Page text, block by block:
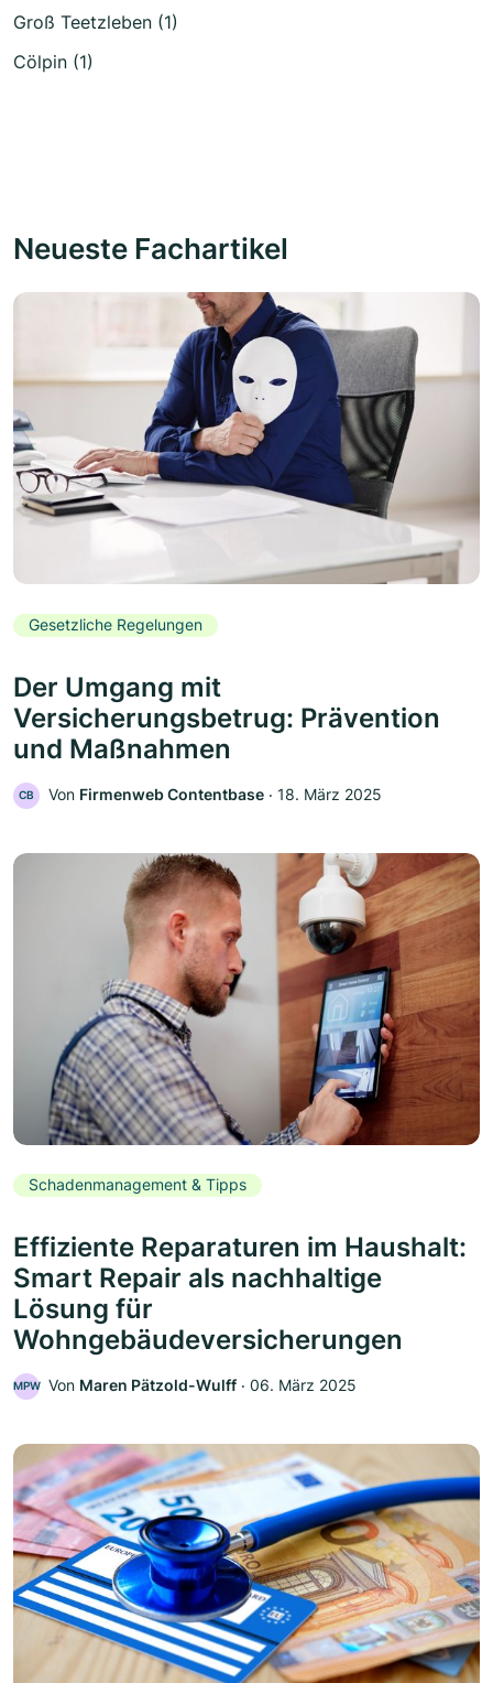
Groß Teetzleben (1)
Cölpin (1)
Neueste Fachartikel
Gesetzliche Regelungen
Der Umgang mit
Versicherungsbetrug: Prävention
und Maßnahmen
CB Von Firmenweb Contentbase ‧ 18. März 2025
Schadenmanagement & Tipps
Effiziente Reparaturen im Haushalt:
Smart Repair als nachhaltige
Lösung für
Wohngebäudeversicherungen
MPW Von Maren Pätzold-Wulff ‧ 06. März 2025